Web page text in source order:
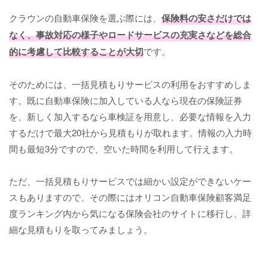
クラウンの自動車保険を選ぶ際には、 保険料の安さだけでは
なく、事故対応の様子やロードサービスの充実さなどを総合
的に考慮して比較することが大切です。
そのためには、一括見積もりサービスの利用をおすすめしま
す。既に自動車保険に加入している人なら現在の保険証券
を、新しく加入するなら車検証を用意し、必要な情報を入力
するだけで最大20社から見積もりが取れます。情報の入力時
間も最短3分ですので、空いた時間を利用して行えます。
ただ、一括見積もりサービスでは細かい設定ができないケー
スもありますので、その際にはオリコン自動車保険顧客満足
度ランキング内から気になる保険会社のサイトに移行し、詳
細な見積もりを取ってみましょう。